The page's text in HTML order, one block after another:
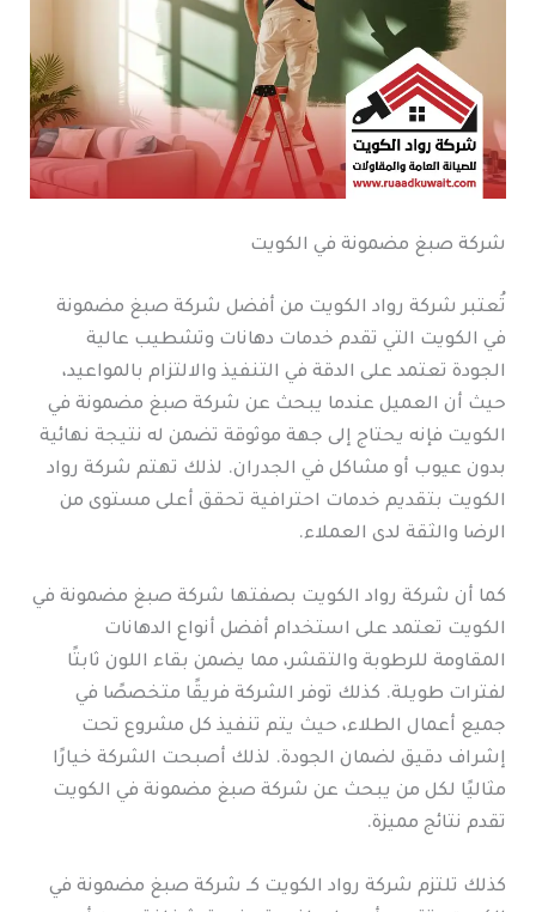
شركة صبغ مضمونة في الكويت
تُعتبر شركة رواد الكويت من أفضل شركة صبغ مضمونة
في الكويت التي تقدم خدمات دهانات وتشطيب عالية
الجودة تعتمد على الدقة في التنفيذ والالتزام بالمواعيد،
حيث أن العميل عندما يبحث عن شركة صبغ مضمونة في
الكويت فإنه يحتاج إلى جهة موثوقة تضمن له نتيجة نهائية
بدون عيوب أو مشاكل في الجدران. لذلك تهتم شركة رواد
الكويت بتقديم خدمات احترافية تحقق أعلى مستوى من
الرضا والثقة لدى العملاء.
كما أن شركة رواد الكويت بصفتها شركة صبغ مضمونة في
الكويت تعتمد على استخدام أفضل أنواع الدهانات
المقاومة للرطوبة والتقشر، مما يضمن بقاء اللون ثابتًا
لفترات طويلة. كذلك توفر الشركة فريقًا متخصصًا في
جميع أعمال الطلاء، حيث يتم تنفيذ كل مشروع تحت
إشراف دقيق لضمان الجودة. لذلك أصبحت الشركة خيارًا
مثاليًا لكل من يبحث عن شركة صبغ مضمونة في الكويت
تقدم نتائج مميزة.
كذلك تلتزم شركة رواد الكويت كـ شركة صبغ مضمونة في